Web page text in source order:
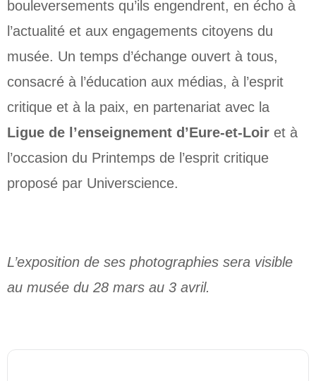
bouleversements qu’ils engendrent, en écho à
l’actualité et aux engagements citoyens du
musée. Un temps d’échange ouvert à tous,
consacré à l’éducation aux médias, à l’esprit
critique et à la paix, en partenariat avec la
Ligue de l’enseignement d’Eure-et-Loir et à
l’occasion du Printemps de l’esprit critique
proposé par Universcience.
L’exposition de ses photographies sera visible
au musée du 28 mars au 3 avril.